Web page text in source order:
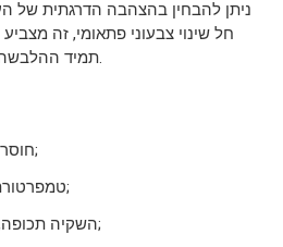
ניתן להבחין בהצהבה הדרגתית של
חל שינוי צבעוני פתאומי, זה
תמיד ההלבשה העליונה עוזרת והשתיל מת.
חוסר מקום, נחיתה צפופה;
טמפרטורת האוויר יורדת בחדר;
השקיה תכופה, שימוש במים זורמים;